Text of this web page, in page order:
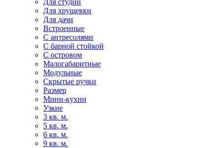
Для студии
Для хрущевки
Для дачи
Встроенные
С антресолями
С барной стойкой
С островом
Малогабаритные
Модульные
Скрытые ручки
Размер
Мини-кухни
Узкие
3 кв. м.
5 кв. м.
6 кв. м.
9 кв. м.